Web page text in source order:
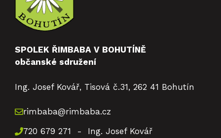
SPOLEK ŘIMBABA V BOHUTÍNĚ
občanské sdružení
Ing. Josef Kovář, Tisová č.31, 262 41 Bohutín
rimbaba@rimbaba.cz
720 679 271 - Ing. Josef Kovář